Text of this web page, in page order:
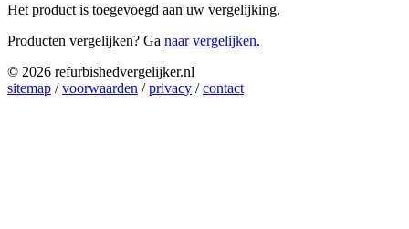
Het product is toegevoegd aan uw vergelijking.
Producten vergelijken? Ga naar vergelijken.
© 2026 refurbishedvergelijker.nl
sitemap /voorwaarden /privacy /contact